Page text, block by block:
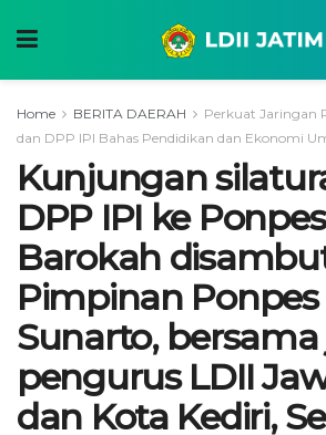
Home BERITA DAERAH
Perkuat Jaringan
dan DPP IPI Bahas Pendidikan dan Ekonomi
Kunjungan
DPP IPI ke
Barokah
Pimpinan Ponpes
Sunarto,
pengurus LDII
dan Kota Kediri,